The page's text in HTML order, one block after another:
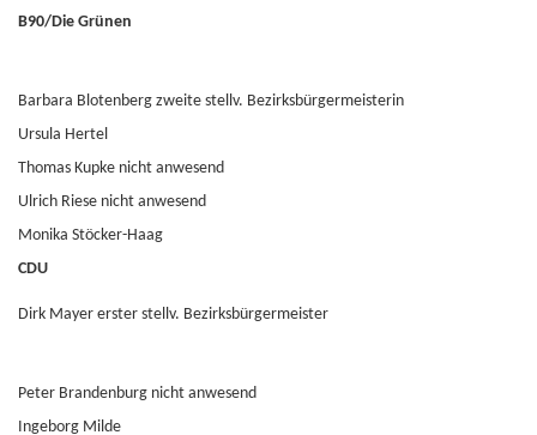
B90/Die Grünen
Barbara Blotenberg zweite stellv. Bezirksbürgermeisterin
Ursula Hertel
Thomas Kupke nicht anwesend
Ulrich Riese nicht anwesend
Monika Stöcker-Haag
CDU
Dirk Mayer erster stellv. Bezirksbürgermeister
Peter Brandenburg nicht anwesend
Ingeborg Milde